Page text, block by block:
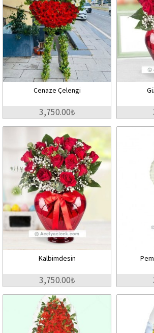
Cenaze Çelengi
3,750.00₺
Kalbimdesin
3,750.00₺